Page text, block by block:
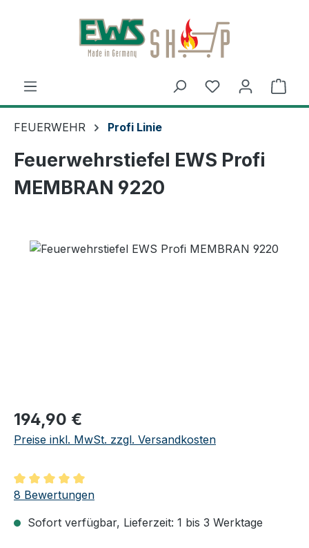
Zum Hauptinhalt springen
FEUERWEHR Profi Linie
Feuerwehrstiefel EWS Profi
MEMBRAN 9220
Regulärer Preis:
194,90 €
Preise inkl. MwSt. zzgl. Versandkosten
Durchschnittliche Bewertung von 5 von 5 Sternen
8 Bewertungen
Sofort verfügbar, Lieferzeit: 1 bis 3 Werktage